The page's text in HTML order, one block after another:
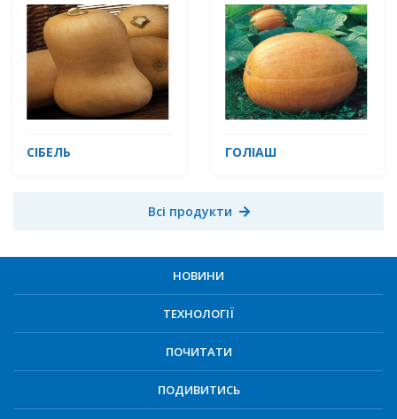
СІБЕЛЬ ГОЛІАШ
Всі продукти
НОВИНИ
ТЕХНОЛОГІЇ
ПОЧИТАТИ
ПОДИВИТИСЬ